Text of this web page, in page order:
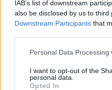
IAB’s list of downstream
also be disclosed by us to third
Downstream Participants that
Personal Data Processing
I want to opt-out of the
personal data.
Opted In